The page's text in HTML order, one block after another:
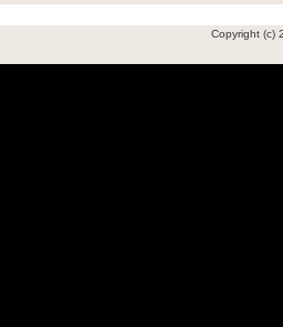
Copyright (c)